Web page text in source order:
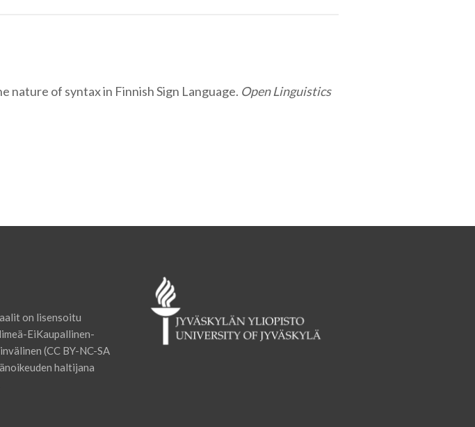
nature of syntax in Finnish Sign Language. Open Linguistics
on lisensoitu
EiKaupallinen-
(CC BY-NC-SA
haltijana